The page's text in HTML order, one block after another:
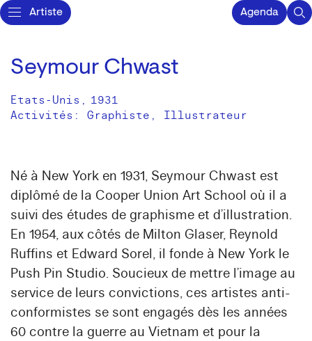
Artiste Agenda
Seymour Chwast
Etats-Unis , 1931
Activités: Graphiste Illustrateur
Né à New York en 1931, Seymour Chwast est
diplômé de la Cooper Union Art School où il a
suivi des études de graphisme et d’illustration.
En 1954, aux côtés de Milton Glaser, Reynold
Ruffins et Edward Sorel, il fonde à New York le
Push Pin Studio. Soucieux de mettre l’image au
service de leurs convictions, ces artistes anti-
conformistes se sont engagés dès les années
60 contre la guerre au Vietnam et pour la